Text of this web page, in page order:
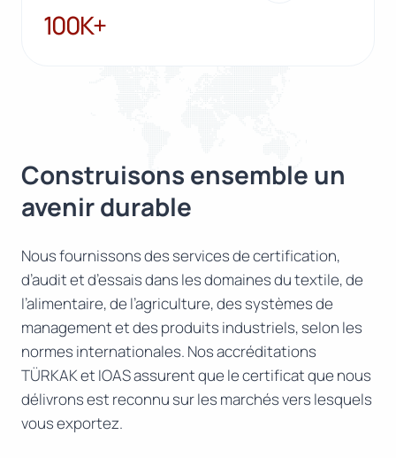
100K+
100K+
Construisons ensemble un
avenir durable
Nous fournissons des services de certification,
d’audit et d’essais dans les domaines du textile, de
l’alimentaire, de l’agriculture, des systèmes de
management et des produits industriels, selon les
normes internationales. Nos accréditations
TÜRKAK et IOAS assurent que le certificat que nous
délivrons est reconnu sur les marchés vers lesquels
vous exportez.